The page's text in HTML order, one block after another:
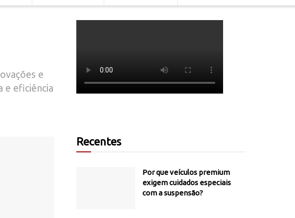
e
e eficiência
Recentes
Por que veículos premium
exigem cuidados especiais
com a suspensão?